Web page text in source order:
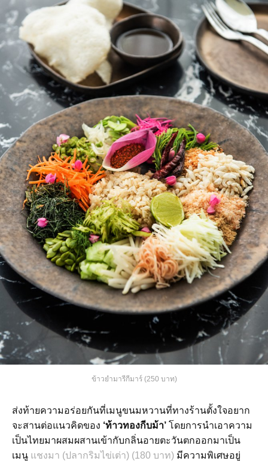
ข้าวยำมารีกีมาร์ (250 บาท)
ส่งท้ายความอร่อยกันที่เมนูขนมหวานที่ทางร้านตั้งใจอยาก
จะสานต่อแนวคิดของ ‘ท้าวทองกีบม้า’ โดยการนำเอาความ
เป็นไทยมาผสมผสานเข้ากับกลิ่นอายตะวันตกออกมาเป็น
เมนู แชงมา (ปลากริมไข่เต่า) (180 บาท) มีความพิเศษอยู่